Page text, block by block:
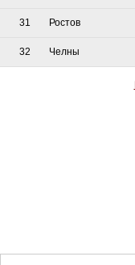
31 Ростов
32 Челны